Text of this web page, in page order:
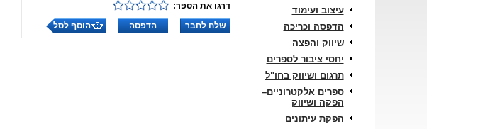
עיצוב ועימוד
הדפסה וכריכה
שיווק והפצה
יחסי ציבור לספרים
תרגום ושיווק בחו"ל
ספרים אלקטרוניים–
הפקה ושיווק
הפקת עיתונים
דרגו את הספר:
שלח לחבר
הדפסה הוסף לסל